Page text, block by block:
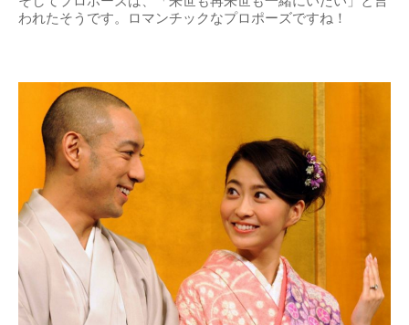
われたそうです。ロマンチックなプロポーズですね！